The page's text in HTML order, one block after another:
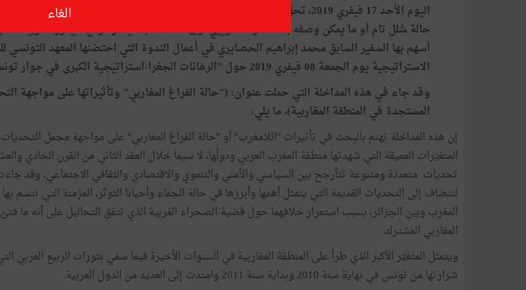
اليوم الأحد 17 فيفري 2019، تحلّ الذكرى الثلاثون لتأسيس اتحاد المغرب العربي الذي يعاني،
حالة شلل تام أو ما يمكن وصفه بحالة موت سريري، وبهذه المناسبة، ينشر موقع "ليدرز العربية"
أسهم بها السفير السابق محمد إبراهيم الحصايري في أعمال الندوة التي احتضنها المعهد التونسي
الاستراتيجية يوم الجمعة 08 فيفري 2019 حول "الرهانات الجغرا-استراتيجية الكبرى في جوار تونس".
وقد جاء في هذه المداخلة التي حملت عنوان: ("حالة الفراغ المغاربي" وتأثيراتها على مواجهة
المستجدة في المنطقة المغاربية)، ما يلي:
إن هذه المداخلة تهتم بالبحث في تأثيرات "اللامغرب" أو "حالة الفراغ المغاربي" على مواجهة مجمل
المتغيّرات العميقة التي شهدتها منطقة المغرب العربي ودولُها، لا سيما خلال العقد الثاني من القرن الحادي
تحديات متعددة ومتنوعة تتأرجح بين السياسي والأمني والتنموي والاقتصادي والثقافي الاجتماعي، وقد
لتنضاف إلى التحديات القديمة التي يتمثل أهمها وأبرزها في حالة الجفاء وأحيانا التوتّر، المزمنة التي تتسم
المغرب وبين الجزائر، بسبب استمرار خلافهما حول قضية الصحراء الغربية الذي تتفق التحاليل على أنه ما
المغاربي المشترك.
ويتمثل المتغيّر الأكبر الذي طرأ على المنطقة المغاربية في السنوات الأخيرة فيما سمّي بثورات الربيع العربي
شرارتها من تونس في نهاية سنة 2010 وبداية سنة 2011 وامتدت إلى العديد من الدول العربية.
الغاء